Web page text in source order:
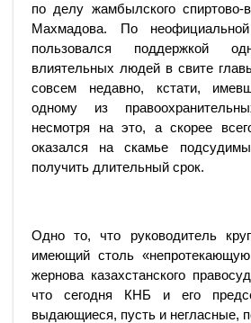
по делу жамбылского спиртово-
Махмадова. По
пользовался поддержкой
влиятельных людей в свите
совсем недавно, кстати,
одному из
несмотря на это, а скорее
оказался на скамье
получить длительный срок.
Одно то, что руководитель
имеющий столь
жернова казахстанского
что сегодня КНБ и его
выдающиеся, пусть и негласные,